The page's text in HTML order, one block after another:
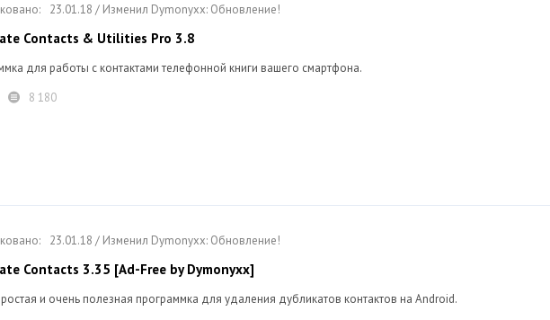
23.01.18 / Изменил Dymonyxx: Обновление!
Contacts & Utilities Pro 3.8
для работы с контактами телефонной книги вашего смартфона.
8 180
23.01.18 / Изменил Dymonyxx: Обновление!
Contacts 3.35 [Ad-Free by Dymonyxx]
и очень полезная программка для удаления дубликатов контактов на Android.